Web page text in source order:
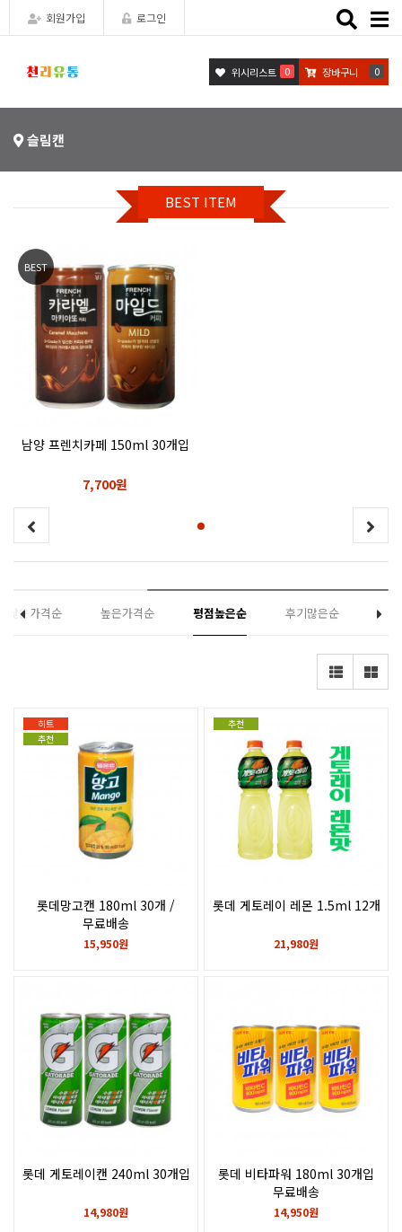
회원가입 로그인
Toggle
위시리스트 0 장바구니 0
슬림캔
BEST ITEM
BEST
남양 프렌치카페 150ml 30개입
7,700원
낮은가격순 높은가격순 평점높은순 후기많은순
히트
추천
롯데망고캔 180ml 30개 /
무료배송
15,950원
추천
롯데 게토레이 레몬 1.5ml 12개
21,980원
롯데 게토레이캔 240ml 30개입
14,980원
롯데 비타파워 180ml 30개입
무료배송
14,950원